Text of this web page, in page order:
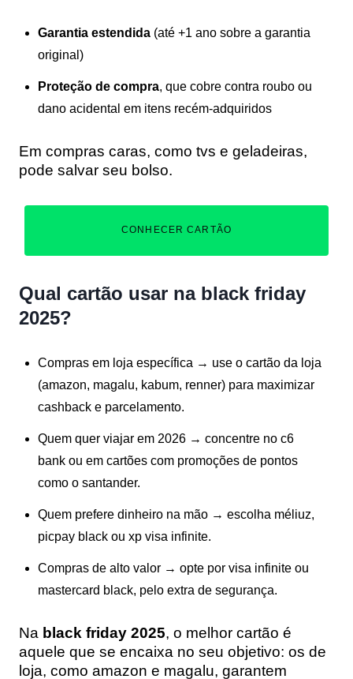
Garantia estendida (até +1 ano sobre a garantia
original)
Proteção de compra, que cobre contra roubo ou
dano acidental em itens recém-adquiridos
Em compras caras, como tvs e geladeiras,
pode salvar seu bolso.
CONHECER CARTÃO
Qual cartão usar na black friday
2025?
Compras em loja específica → use o cartão da loja
(amazon, magalu, kabum, renner) para maximizar
cashback e parcelamento.
Quem quer viajar em 2026 → concentre no c6
bank ou em cartões com promoções de pontos
como o santander.
Quem prefere dinheiro na mão → escolha méliuz,
picpay black ou xp visa infinite.
Compras de alto valor → opte por visa infinite ou
mastercard black, pelo extra de segurança.
Na black friday 2025, o melhor cartão é
aquele que se encaixa no seu objetivo: os de
loja, como amazon e magalu, garantem